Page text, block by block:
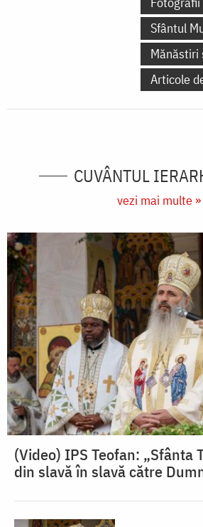
Sfântul
Mănăstiri
Articole
CUVÂNTUL
vezi mai multe »
(Video) IPS Teofan: „Sfânta
din slavă în slavă către